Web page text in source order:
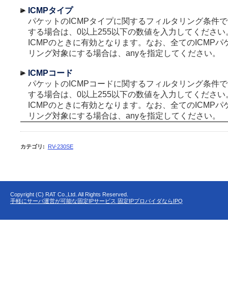
ICMPタイプ
パケットのICMPタイプに関するフィルタリング条件
する場合は、0以上255以下の数値を入力してくださ
ICMPのときに有効となります。なお、全てのICMPパ
リング対象にする場合は、anyを指定してください。
ICMPコード
パケットのICMPコードに関するフィルタリング条件
する場合は、0以上255以下の数値を入力してくださ
ICMPのときに有効となります。なお、全てのICMPパ
リング対象にする場合は、anyを指定してください。
カテゴリ : RV-230SE
Copyright (C) RAT Co.,Ltd. All Rights Reserved.
手軽にサーバ運営が可能な固定IPサービス 固定IPプロバイダならIPQ